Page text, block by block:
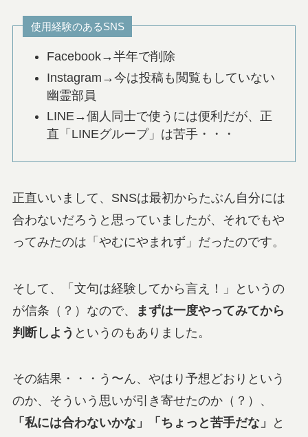
使用経験のあるSNS
Facebook→半年で削除
Instagram→今は投稿も閲覧もしていない
幽霊部員
LINE→個人同士で使うには便利だが、正
直「LINEグループ」は苦手・・・
正直いいまして、SNSは最初からたぶん自分には
合わないだろうと思っていましたが、それでもや
ってみたのは「やむにやまれず」だったのです。
そして、「文句は経験してから言え！」というの
が信条（？）なので、
まずは一度やってみてから
判断しよう というのもありました。
その結果・・・う〜ん、やはり予想どおりという
のか、そういう思いが引き寄せたのか（？）、
「私には合わないかな」「ちょっと苦手だな」
と